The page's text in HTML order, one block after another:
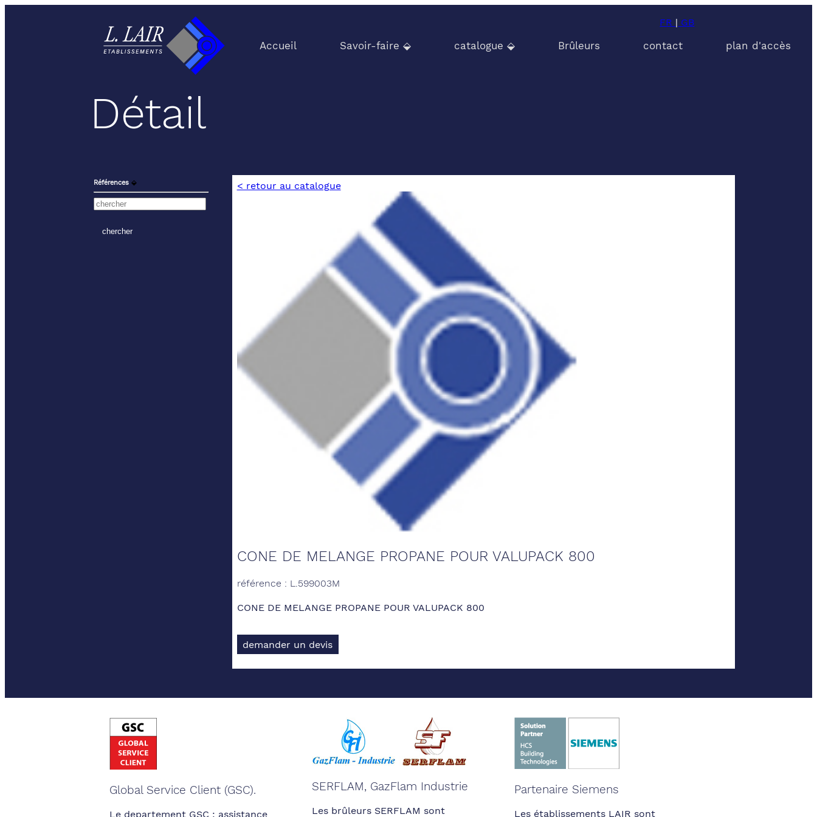
FR | GB
Accueil Savoir-faire ⬙ catalogue ⬙ Brûleurs contact plan d'accès
Détail
Références ⬙ < retour au catalogue
CONE DE MELANGE PROPANE POUR VALUPACK 800
référence : L.599003M
CONE DE MELANGE PROPANE POUR VALUPACK 800
demander un devis
Global Service Client (GSC).
Le departement GSC : assistance
SERFLAM, GazFlam Industrie
Les brûleurs SERFLAM sont
Partenaire Siemens
Les établissements LAIR sont